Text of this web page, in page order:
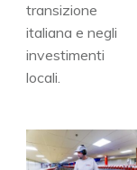
transizione
italiana e negli
investimenti
locali.